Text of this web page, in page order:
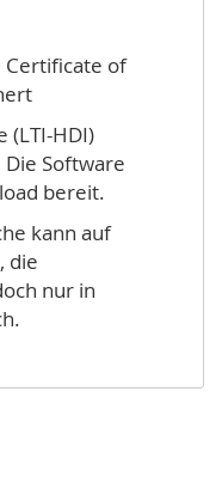
Certificate of
(LTI-HDI)
Software
bereit.
kann auf
die
nur in